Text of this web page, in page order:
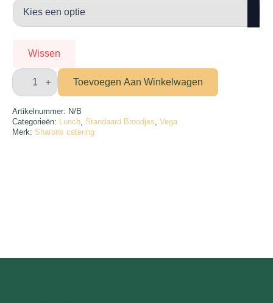
Wissen
Broodje
aantal
Toevoegen Aan Winkelwagen
Artikelnummer: N/B
Categorieën: Lunch, Standaard Broodjes, Vega
Merk: Sharons catering